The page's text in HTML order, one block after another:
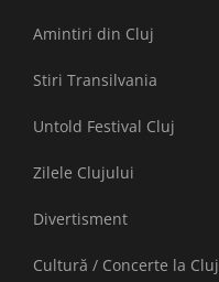
Amintiri din Cluj
Stiri Transilvania
Untold Festival Cluj
Zilele Clujului
Divertisment
Cultură / Concerte la Cluj